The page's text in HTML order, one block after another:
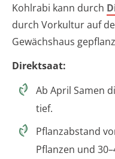
Kohlrabi kann durch
durch Vorkultur auf
Gewächshaus
Direktsaat:
Ab April Samen
tief.
Pflanzabstand
Pflanzen und